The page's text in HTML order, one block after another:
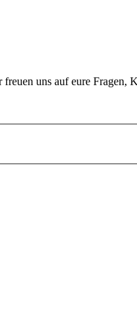
uns auf eure Fragen,